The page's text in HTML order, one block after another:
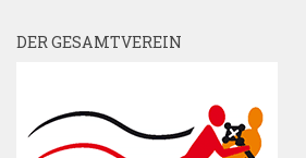
DER GESAMTVEREIN